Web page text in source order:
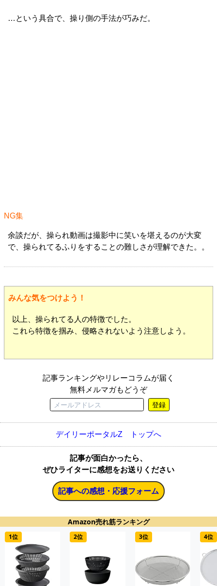
…という具合で、操り側の手法が巧みだ。
NG集
余談だが、操られ動画は撮影中に笑いを堪えるのが大変
で、操られてるふりをすることの難しさが理解できた。。
みんな気をつけよう！
以上、操られてる人の特徴でした。
これら特徴を掴み、侵略されないよう注意しよう。
記事ランキングやリレーコラムが届く
無料メルマガもどうぞ
登録
デイリーポータルZ トップへ
記事が面白かったら、
ぜひライターに感想をお送りください
記事への感想・応援フォーム
Amazon売れ筋ランキング
1位 2位 3位 4位